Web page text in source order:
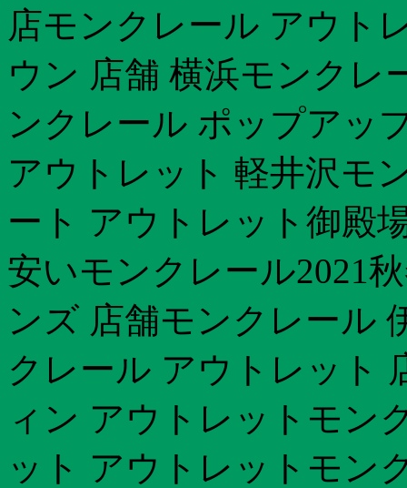
店モンクレール アウト
ウン 店舗 横浜モンクレ
ンクレール ポップアッ
アウトレット 軽井沢モ
ート アウトレット御殿
安いモンクレール2021
ンズ 店舗モンクレール
クレール アウトレット
ィン アウトレットモン
ット アウトレットモン